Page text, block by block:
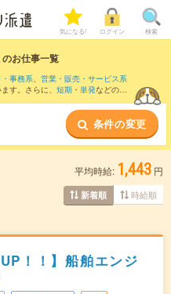
気になる! ログイン 検索
のお仕事一覧
事務系、 営業・販売・サービス系
す。さらに、 短期 ・ 単発などの期
みを掲載しています。
条件の変更
平均時給: 1,443 円
新着順 時給順
！！】船舶エンジ